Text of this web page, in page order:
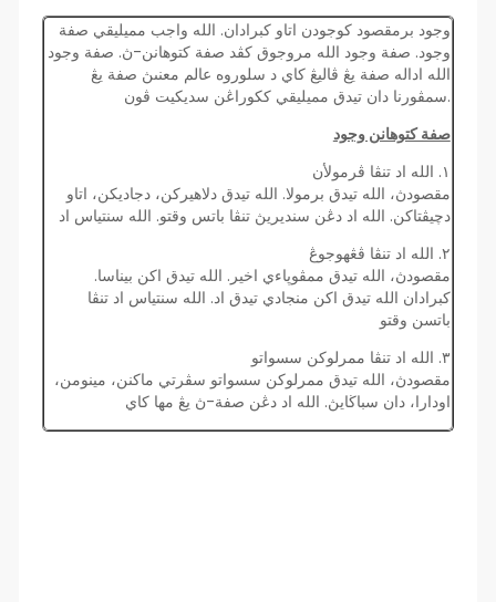
وجود برمقصود كوجودن اتاو كبرادان. الله واجب مميليقي صفة
وجود. صفة وجود الله مروجوق كڤد صفة كتوهانن-ڽ. صفة وجود
الله اداله صفة يڠ ڤاليڠ كاي د سلوروه عالم معنىڽ صفة يڠ
سمڤورنا دان تيدق مميليقي ككوراڠن سديكيت ڤون.
صفة كتوهانن وجود
١. الله اد تنڤا ڤرمولأن
مقصودڽ، الله تيدق برمولا. الله تيدق دلاهيركن، دجاديكن، اتاو
دچيڤتاكن. الله اد دڠن سنديريڽ تنڤا باتس وقتو. الله سنتياس اد
٢. الله اد تنڤا ڤڠهوجوڠ
مقصودڽ، الله تيدق ممڤوڽاءي اخير. الله تيدق اكن بيناسا.
كبرادان الله تيدق اكن منجادي تيدق اد. الله سنتياس اد تنڤا
باتسن وقتو
٣. الله اد تنڤا ممرلوكن سسواتو
مقصودڽ، الله تيدق ممرلوكن سسواتو سڤرتي ماكنن، مينومن،
اودارا، دان سباڬايڽ. الله اد دڠن صفة-ڽ يڠ مها كاي